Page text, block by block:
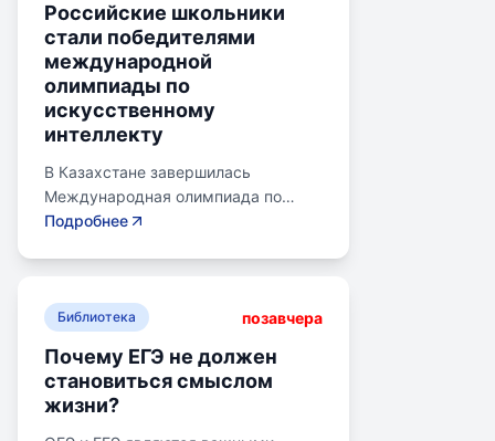
Российские школьники
стали победителями
международной
олимпиады по
искусственному
интеллекту
В Казахстане завершилась
Международная олимпиада по
искусственному интеллекту.
бронзовую медаль. Олимпиада
стран, заняв второе место по числу
участников. Награды получили
Артем Горохов, Михаил Вершинин,
Подробнее
Библиотека позавчера
Почему ЕГЭ не должен
становиться смыслом
жизни?